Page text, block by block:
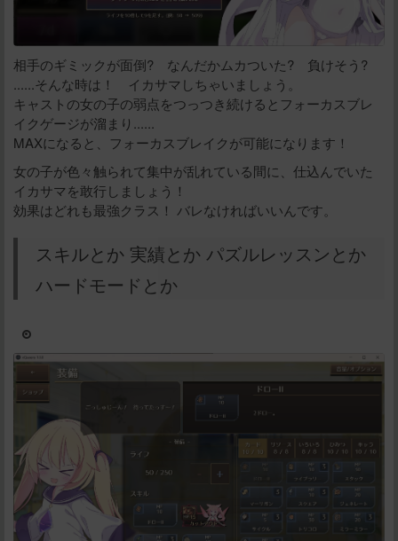
相手のギミックが面倒? なんだかムカついた? 負けそう?
......そんな時は！ イカサマしちゃいましょう。
キャストの女の子の弱点をつっつき続けるとフォーカスブレ
イクゲージが溜まり......
MAXになると、フォーカスブレイクが可能になります！
女の子が色々触られて集中が乱れている間に、仕込んでいた
イカサマを敢行しましょう！
効果はどれも最強クラス！ バレなければいいんです。
スキルとか 実績とか パズルレッスンとか
ハードモードとか